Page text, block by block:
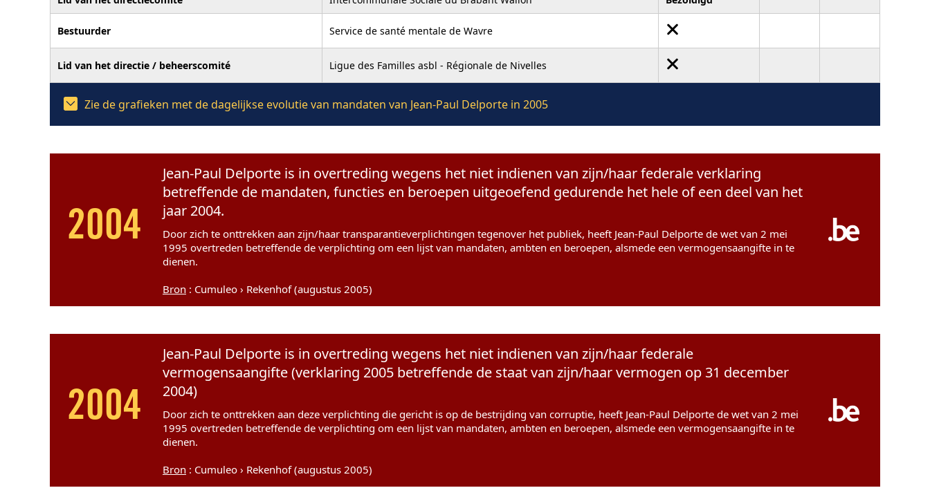
Bestuurder Service de santé mentale de Wavre
Lid van het directie / beheerscomité Ligue des Familles asbl - Régionale de Nivelles
Zie de grafieken met de dagelijkse evolutie van mandaten van Jean-Paul Delporte in 2005
2004
Jean-Paul Delporte is in overtreding wegens het niet indienen van zijn/haar federale verklaring
betreffende de mandaten, functies en beroepen uitgeoefend gedurende het hele of een deel van het
jaar 2004.
Door zich te onttrekken aan zijn/haar transparantieverplichtingen tegenover het publiek, heeft Jean-Paul Delporte de wet van 2 mei
1995 overtreden betreffende de verplichting om een lijst van mandaten, ambten en beroepen, alsmede een vermogensaangifte in te
dienen.
Bron : Cumuleo › Rekenhof (augustus 2005)
2004
Jean-Paul Delporte is in overtreding wegens het niet indienen van zijn/haar federale
vermogensaangifte (verklaring 2005 betreffende de staat van zijn/haar vermogen op 31 december
2004)
Door zich te onttrekken aan deze verplichting die gericht is op de bestrijding van corruptie, heeft Jean-Paul Delporte de wet van 2 mei
1995 overtreden betreffende de verplichting om een lijst van mandaten, ambten en beroepen, alsmede een vermogensaangifte in te
dienen.
Bron : Cumuleo › Rekenhof (augustus 2005)